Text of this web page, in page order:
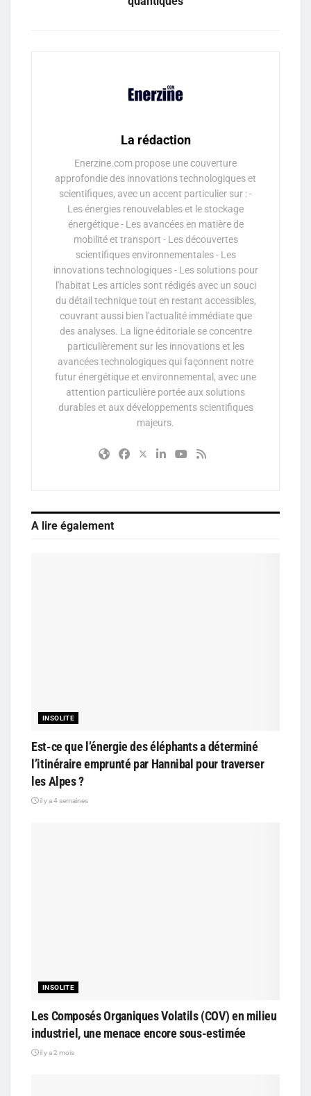
La rédaction
Enerzine.com propose une couverture
approfondie des innovations technologiques et
scientifiques, avec un accent particulier sur : -
Les énergies renouvelables et le stockage
énergétique - Les avancées en matière de
mobilité et transport - Les découvertes
scientifiques environnementales - Les
innovations technologiques - Les solutions pour
l'habitat Les articles sont rédigés avec un souci
du détail technique tout en restant accessibles,
couvrant aussi bien l'actualité immédiate que
des analyses. La ligne éditoriale se concentre
particulièrement sur les innovations et les
avancées technologiques qui façonnent notre
futur énergétique et environnemental, avec une
attention particulière portée aux solutions
durables et aux développements scientifiques
majeurs.
A lire également
INSOLITE
Est-ce que l’énergie des éléphants a déterminé
l’itinéraire emprunté par Hannibal pour traverser
les Alpes ?
il y a 4 semaines
INSOLITE
Les Composés Organiques Volatils (COV) en milieu
industriel, une menace encore sous-estimée
il y a 2 mois